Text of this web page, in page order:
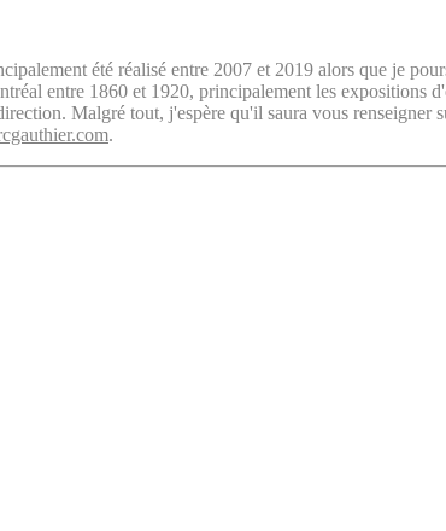
été réalisé entre 2007 et 2019 alors que je
entre 1860 et 1920, principalement les
Malgré tout, j'espère qu'il saura vous renseigner
.